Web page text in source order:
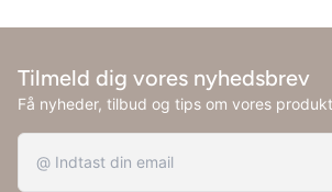
Tilmeld dig vores nyhedsbrev
Få nyheder, tilbud og tips om vores